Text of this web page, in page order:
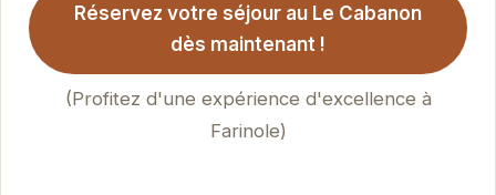
Réservez votre séjour au Le Cabanon
dès maintenant !
(Profitez d'une expérience d'excellence à
Farinole)